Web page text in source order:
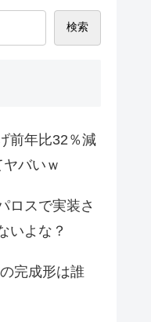
検索
前年比32％減
バいｗ
ロスで実装さ
いよな？
完成形は誰